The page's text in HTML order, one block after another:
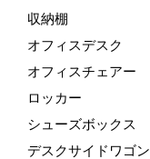
収納棚
オフィスデスク
オフィスチェアー
ロッカー
シューズボックス
デスクサイドワゴン